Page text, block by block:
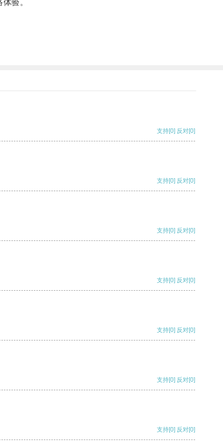
验。
支持[0] 反对[0]
支持[0] 反对[0]
支持[0] 反对[0]
支持[0] 反对[0]
支持[0] 反对[0]
支持[0] 反对[0]
支持[0] 反对[0]